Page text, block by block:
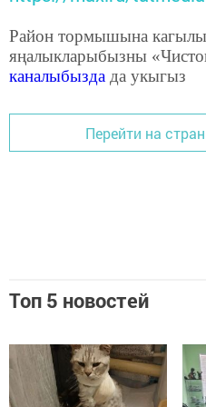
Район тормышына
яңалыкларыбызны
каналыбызда да укыгыз
Перейти на
Топ 5 новостей